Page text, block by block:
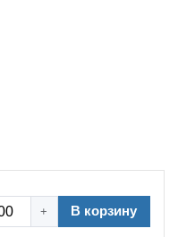
+ В корзину